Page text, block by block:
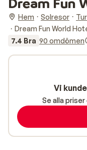
Hem Solresor
Dream Fun World
7.4 Bra 90 omdömen
Vi
Se alla